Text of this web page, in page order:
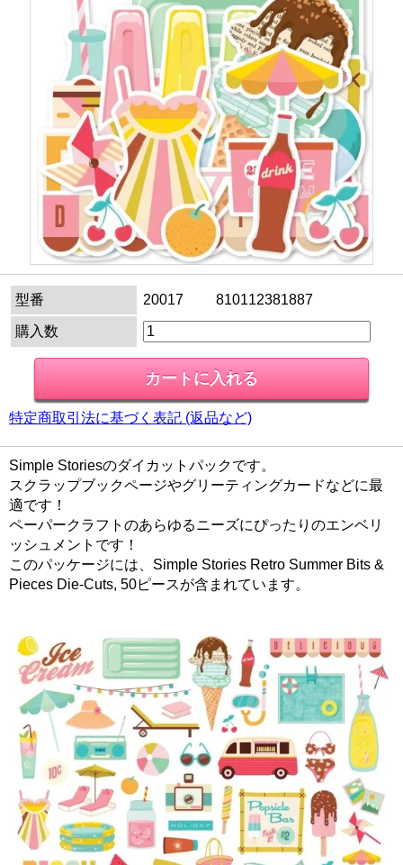
型番 20017 810112381887
購入数
特定商取引法に基づく表記 (返品など)
Simple Storiesのダイカットパックです。
スクラップブックページやグリーティングカードなどに最
適です！
ペーパークラフトのあらゆるニーズにぴったりのエンベリ
ッシュメントです！
このパッケージには、Simple Stories Retro Summer Bits &
Pieces Die-Cuts, 50ピースが含まれています。